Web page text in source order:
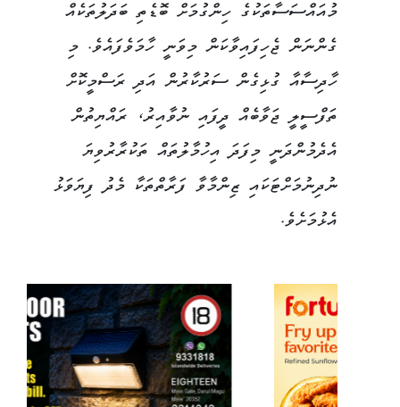
މުއައްސަސާތަކުގެ ހިންގުމަށް ބޮޑެތި ބަދަލުތަކެއް
ގެންނަން ޖެހިފައިވާކަން މިވަނީ ހާމަވެފައެވެ. މި
ހާދިސާއާ ގުޅިގެން ސަރުކާރުން އަދި ރަސްމީކޮށް
ތަފްސީލީ ޖަވާބެއް ދީފައި ނުވާއިރު، ރައްޔިތުން
އެދެމުންދަނީ މިފަދަ އިހުމާލުތައް ތަކުރާރުވިޔަ
ނުދިނުމަށްޓަކައި ޒިންމާވާ ފަރާތްތަކާ މެދު ފިޔަވަޅު
އެޅުމަށެވެ.